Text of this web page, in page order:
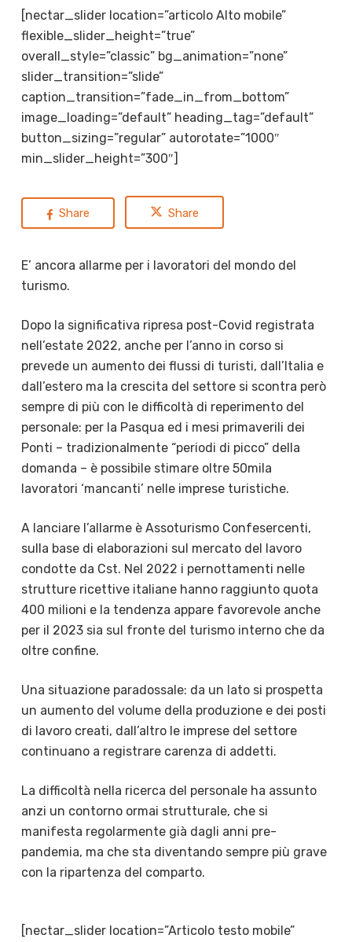
[nectar_slider location=”articolo Alto mobile”
flexible_slider_height=”true”
overall_style=”classic” bg_animation=”none”
slider_transition=”slide”
caption_transition=”fade_in_from_bottom”
image_loading=”default” heading_tag=”default”
button_sizing=”regular” autorotate=”1000″
min_slider_height=”300″]
Share Share
E’ ancora allarme per i lavoratori del mondo del
turismo.
Dopo la significativa ripresa post-Covid registrata
nell’estate 2022, anche per l’anno in corso si
prevede un aumento dei flussi di turisti, dall’Italia e
dall’estero ma la crescita del settore si scontra però
sempre di più con le difficoltà di reperimento del
personale: per la Pasqua ed i mesi primaverili dei
Ponti – tradizionalmente “periodi di picco” della
domanda – è possibile stimare oltre 50mila
lavoratori ‘mancanti’ nelle imprese turistiche.
A lanciare l’allarme è Assoturismo Confesercenti,
sulla base di elaborazioni sul mercato del lavoro
condotte da Cst. Nel 2022 i pernottamenti nelle
strutture ricettive italiane hanno raggiunto quota
400 milioni e la tendenza appare favorevole anche
per il 2023 sia sul fronte del turismo interno che da
oltre confine.
Una situazione paradossale: da un lato si prospetta
un aumento del volume della produzione e dei posti
di lavoro creati, dall’altro le imprese del settore
continuano a registrare carenza di addetti.
La difficoltà nella ricerca del personale ha assunto
anzi un contorno ormai strutturale, che si
manifesta regolarmente già dagli anni pre-
pandemia, ma che sta diventando sempre più grave
con la ripartenza del comparto.
[nectar_slider location=”Articolo testo mobile”